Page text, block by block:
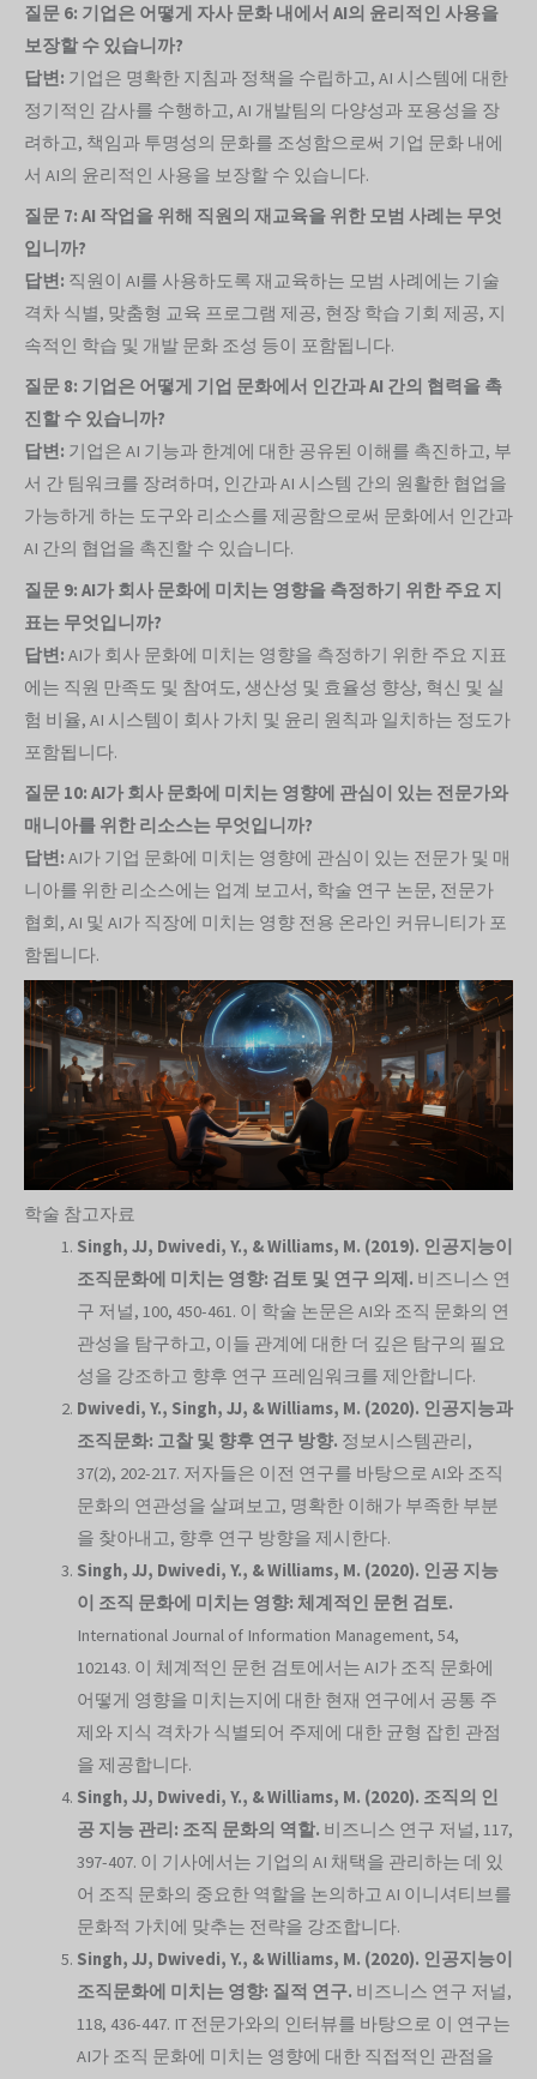
질문 6: 기업은 어떻게 자사 문화 내에서 AI의 윤리적인 사용을
보장할 수 있습니까?
답변: 기업은 명확한 지침과 정책을 수립하고, AI 시스템에 대한
정기적인 감사를 수행하고, AI 개발팀의 다양성과 포용성을 장
려하고, 책임과 투명성의 문화를 조성함으로써 기업 문화 내에
서 AI의 윤리적인 사용을 보장할 수 있습니다.
질문 7: AI 작업을 위해 직원의 재교육을 위한 모범 사례는 무엇
입니까?
답변: 직원이 AI를 사용하도록 재교육하는 모범 사례에는 기술
격차 식별, 맞춤형 교육 프로그램 제공, 현장 학습 기회 제공, 지
속적인 학습 및 개발 문화 조성 등이 포함됩니다.
질문 8: 기업은 어떻게 기업 문화에서 인간과 AI 간의 협력을 촉
진할 수 있습니까?
답변: 기업은 AI 기능과 한계에 대한 공유된 이해를 촉진하고, 부
서 간 팀워크를 장려하며, 인간과 AI 시스템 간의 원활한 협업을
가능하게 하는 도구와 리소스를 제공함으로써 문화에서 인간과
AI 간의 협업을 촉진할 수 있습니다.
질문 9: AI가 회사 문화에 미치는 영향을 측정하기 위한 주요 지
표는 무엇입니까?
답변: AI가 회사 문화에 미치는 영향을 측정하기 위한 주요 지표
에는 직원 만족도 및 참여도, 생산성 및 효율성 향상, 혁신 및 실
험 비율, AI 시스템이 회사 가치 및 윤리 원칙과 일치하는 정도가
포함됩니다.
질문 10: AI가 회사 문화에 미치는 영향에 관심이 있는 전문가와
매니아를 위한 리소스는 무엇입니까?
답변: AI가 기업 문화에 미치는 영향에 관심이 있는 전문가 및 매
니아를 위한 리소스에는 업계 보고서, 학술 연구 논문, 전문가
협회, AI 및 AI가 직장에 미치는 영향 전용 온라인 커뮤니티가 포
함됩니다.
학술 참고자료
Singh, JJ, Dwivedi, Y., & Williams, M. (2019). 인공지능이
조직문화에 미치는 영향: 검토 및 연구 의제. 비즈니스 연
구 저널, 100, 450-461. 이 학술 논문은 AI와 조직 문화의 연
관성을 탐구하고, 이들 관계에 대한 더 깊은 탐구의 필요
성을 강조하고 향후 연구 프레임워크를 제안합니다.
Dwivedi, Y., Singh, JJ, & Williams, M. (2020). 인공지능과
조직문화: 고찰 및 향후 연구 방향. 정보시스템관리,
37(2), 202-217. 저자들은 이전 연구를 바탕으로 AI와 조직
문화의 연관성을 살펴보고, 명확한 이해가 부족한 부분
을 찾아내고, 향후 연구 방향을 제시한다.
Singh, JJ, Dwivedi, Y., & Williams, M. (2020). 인공 지능
이 조직 문화에 미치는 영향: 체계적인 문헌 검토.
International Journal of Information Management, 54,
102143. 이 체계적인 문헌 검토에서는 AI가 조직 문화에
어떻게 영향을 미치는지에 대한 현재 연구에서 공통 주
제와 지식 격차가 식별되어 주제에 대한 균형 잡힌 관점
을 제공합니다.
Singh, JJ, Dwivedi, Y., & Williams, M. (2020). 조직의 인
공 지능 관리: 조직 문화의 역할. 비즈니스 연구 저널, 117,
397-407. 이 기사에서는 기업의 AI 채택을 관리하는 데 있
어 조직 문화의 중요한 역할을 논의하고 AI 이니셔티브를
문화적 가치에 맞추는 전략을 강조합니다.
Singh, JJ, Dwivedi, Y., & Williams, M. (2020). 인공지능이
조직문화에 미치는 영향: 질적 연구. 비즈니스 연구 저널,
118, 436-447. IT 전문가와의 인터뷰를 바탕으로 이 연구는
AI가 조직 문화에 미치는 영향에 대한 직접적인 관점을